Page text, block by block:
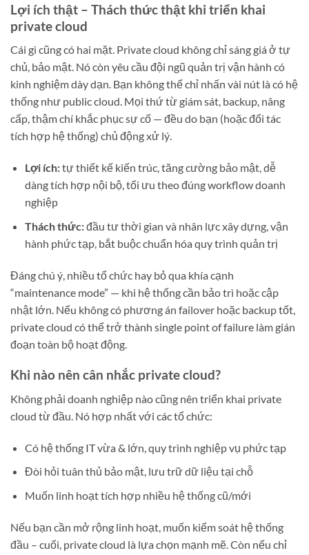
Lợi ích thật – Thách thức thật khi triển khai
private cloud
Cái gì cũng có hai mặt. Private cloud không chỉ sáng giá ở tự
chủ, bảo mật. Nó còn yêu cầu đội ngũ quản trị vận hành có
kinh nghiệm dày dạn. Bạn không thể chỉ nhấn vài nút là có hệ
thống như public cloud. Mọi thứ từ giám sát, backup, nâng
cấp, thậm chí khắc phục sự cố — đều do bạn (hoặc đối tác
tích hợp hệ thống) chủ động xử lý.
Lợi ích:tự thiết kế kiến trúc, tăng cường bảo mật, dễ
dàng tích hợp nội bộ, tối ưu theo đúng workflow doanh
nghiệp
Thách thức:đầu tư thời gian và nhân lực xây dựng, vận
hành phức tạp, bắt buộc chuẩn hóa quy trình quản trị
Đáng chú ý, nhiều tổ chức hay bỏ qua khía cạnh
“maintenance mode” — khi hệ thống cần bảo trì hoặc cập
nhật lớn. Nếu không có phương án failover hoặc backup tốt,
private cloud có thể trở thành single point of failure làm gián
đoạn toàn bộ hoạt động.
Khi nào nên cân nhắc private cloud?
Không phải doanh nghiệp nào cũng nên triển khai private
cloud từ đầu. Nó hợp nhất với các tổ chức:
Có hệ thống IT vừa & lớn, quy trình nghiệp vụ phức tạp
Đòi hỏi tuân thủ bảo mật, lưu trữ dữ liệu tại chỗ
Muốn linh hoạt tích hợp nhiều hệ thống cũ/mới
Nếu bạn cần mở rộng linh hoạt, muốn kiểm soát hệ thống
đầu – cuối, private cloud là lựa chọn mạnh mẽ. Còn nếu chỉ